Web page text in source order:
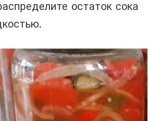
остаток сока